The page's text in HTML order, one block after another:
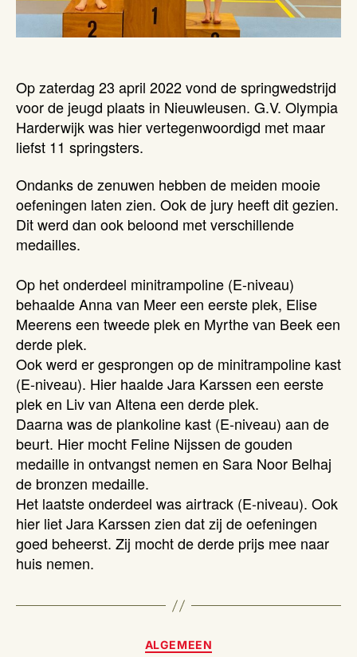
Op zaterdag 23 april 2022 vond de springwedstrijd
voor de jeugd plaats in Nieuwleusen. G.V. Olympia
Harderwijk was hier vertegenwoordigd met maar
liefst 11 springsters.
Ondanks de zenuwen hebben de meiden mooie
oefeningen laten zien. Ook de jury heeft dit gezien.
Dit werd dan ook beloond met verschillende
medailles.
Op het onderdeel minitrampoline (E-niveau)
behaalde Anna van Meer een eerste plek, Elise
Meerens een tweede plek en Myrthe van Beek een
derde plek.
Ook werd er gesprongen op de minitrampoline kast
(E-niveau). Hier haalde Jara Karssen een eerste
plek en Liv van Altena een derde plek.
Daarna was de plankoline kast (E-niveau) aan de
beurt. Hier mocht Feline Nijssen de gouden
medaille in ontvangst nemen en Sara Noor Belhaj
de bronzen medaille.
Het laatste onderdeel was airtrack (E-niveau). Ook
hier liet Jara Karssen zien dat zij de oefeningen
goed beheerst. Zij mocht de derde prijs mee naar
huis nemen.
Categorieën
ALGEMEEN